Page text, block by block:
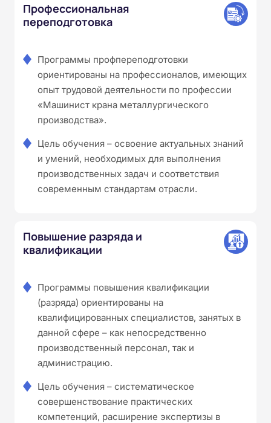
Профессиональная
переподготовка
Программы профпереподготовки
ориентированы на профессионалов, имеющих
опыт трудовой деятельности по профессии
«Машинист крана металлургического
производства».
Цель обучения – освоение актуальных знаний
и умений, необходимых для выполнения
производственных задач и соответствия
современным стандартам отрасли.
Повышение разряда и
квалификации
Программы повышения квалификации
(разряда) ориентированы на
квалифицированных специалистов, занятых в
данной сфере – как непосредственно
производственный персонал, так и
администрацию.
Цель обучения – систематическое
совершенствование практических
компетенций, расширение экспертизы в